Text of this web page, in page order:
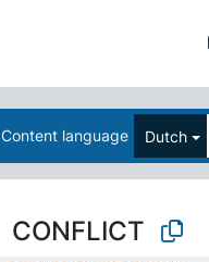
Content language Dutch
CONFLICT